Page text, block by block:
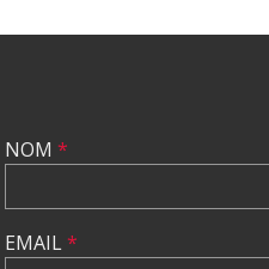
NOM *
EMAIL*